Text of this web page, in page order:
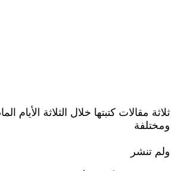
ثلاثة مقالات كتبتها خلال الثلاثة الأيام
ومختلفة
ولم تنشر